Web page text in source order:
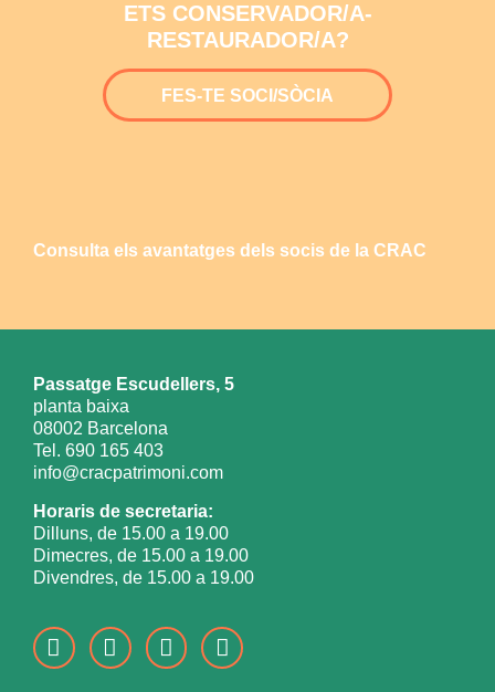
ETS CONSERVADOR/A-
RESTAURADOR/A?
FES-TE SOCI/SÒCIA
Consulta els avantatges dels socis de la CRAC
Passatge Escudellers, 5
planta baixa
08002 Barcelona
Tel. 690 165 403
info@cracpatrimoni.com
Horaris de secretaria:
Dilluns, de 15.00 a 19.00
Dimecres, de 15.00 a 19.00
Divendres, de 15.00 a 19.00